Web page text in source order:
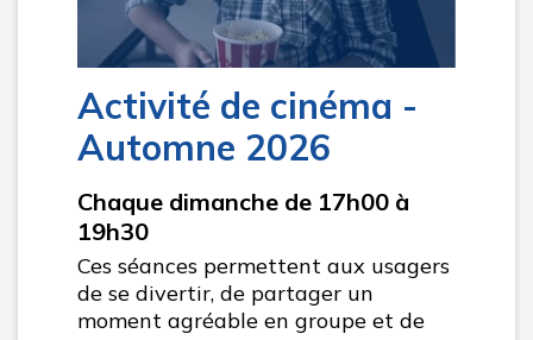
Activité de cinéma -
Automne 2026
Chaque dimanche de 17h00 à
19h30
Ces séances permettent aux usagers
de se divertir, de partager un
moment agréable en groupe et de